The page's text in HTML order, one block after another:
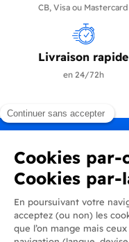
CB, Visa ou Mastercard
Livraison rapide
en 24/72h